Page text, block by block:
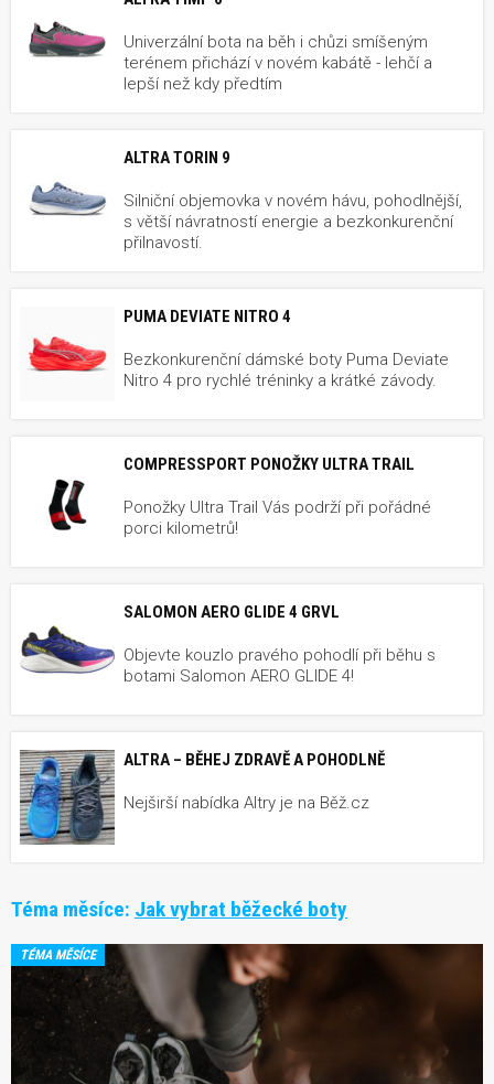
Univerzální bota na běh i chůzi smíšeným
terénem přichází v novém kabátě - lehčí a
lepší než kdy předtím
ALTRA TORIN 9
Silniční objemovka v novém hávu, pohodlnější,
s větší návratností energie a bezkonkurenční
přilnavostí.
PUMA DEVIATE NITRO 4
Bezkonkurenční dámské boty Puma Deviate
Nitro 4 pro rychlé tréninky a krátké závody.
COMPRESSPORT PONOŽKY ULTRA TRAIL
Ponožky Ultra Trail Vás podrží při pořádné
porci kilometrů!
SALOMON AERO GLIDE 4 GRVL
Objevte kouzlo pravého pohodlí při běhu s
botami Salomon AERO GLIDE 4!
ALTRA – BĚHEJ ZDRAVĚ A POHODLNĚ
Nejširší nabídka Altry je na Běž.cz
Téma měsíce: Jak vybrat běžecké boty
TÉMA MĚSÍCE